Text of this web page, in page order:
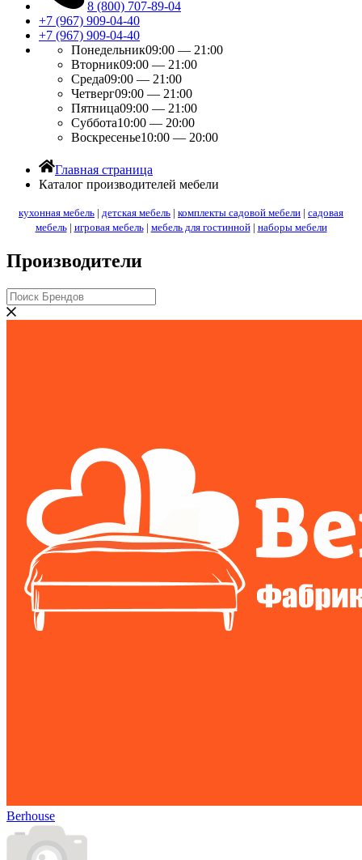
8 (800) 707-89-04
+7 (967) 909-04-40
+7 (967) 909-04-40
Понедельник09:00 — 21:00
Вторник09:00 — 21:00
Среда09:00 — 21:00
Четверг09:00 — 21:00
Пятница09:00 — 21:00
Суббота10:00 — 20:00
Воскресенье10:00 — 20:00
Главная страница
Каталог производителей мебели
кухонная мебель | детская мебель | комплекты садовой мебели | садовая
мебель| игровая мебель| мебель для гостинной| наборы мебели
Производители
Berhousе